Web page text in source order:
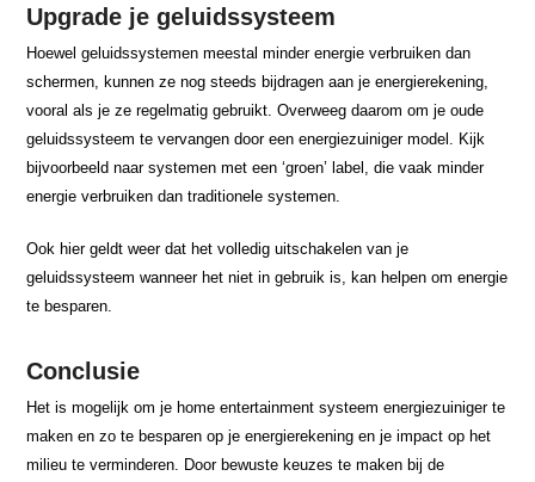
Upgrade je geluidssysteem
Hoewel geluidssystemen meestal minder energie verbruiken dan
schermen, kunnen ze nog steeds bijdragen aan je energierekening,
vooral als je ze regelmatig gebruikt. Overweeg daarom om je oude
geluidssysteem te vervangen door een energiezuiniger model. Kijk
bijvoorbeeld naar systemen met een ‘groen’ label, die vaak minder
energie verbruiken dan traditionele systemen.
Ook hier geldt weer dat het volledig uitschakelen van je
geluidssysteem wanneer het niet in gebruik is, kan helpen om energie
te besparen.
Conclusie
Het is mogelijk om je home entertainment systeem energiezuiniger te
maken en zo te besparen op je energierekening en je impact op het
milieu te verminderen. Door bewuste keuzes te maken bij de